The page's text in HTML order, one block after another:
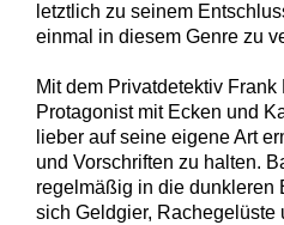
letztlich zu seinem
einmal in diesem Genre zu
Mit dem Privatdetektiv
Protagonist mit Ecken und
lieber auf seine eigene Art
und Vorschriften zu halten.
regelmäßig in die dunkleren
sich Geldgier, Rachegelüste